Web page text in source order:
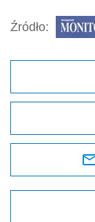
Źródło: